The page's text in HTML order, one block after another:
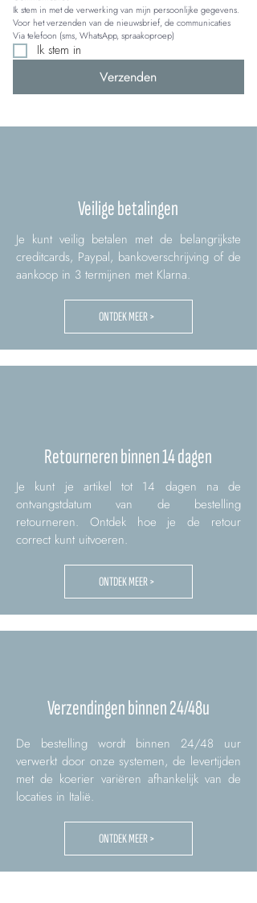
Ik stem in met de verwerking van mijn persoonlijke gegevens.
Voor het verzenden van de nieuwsbrief, de communicaties
Via telefoon (sms, WhatsApp, spraakoproep)
Ik stem in
Verzenden
Veilige betalingen
Je kunt veilig betalen met de belangrijkste
creditcards, Paypal, bankoverschrijving of de
aankoop in 3 termijnen met Klarna.
ONTDEK MEER >
Retourneren binnen 14 dagen
Je kunt je artikel tot 14 dagen na de
ontvangstdatum van de bestelling
retourneren. Ontdek hoe je de retour
correct kunt uitvoeren.
ONTDEK MEER >
Verzendingen binnen 24/48u
De bestelling wordt binnen 24/48 uur
verwerkt door onze systemen, de levertijden
met de koerier variëren afhankelijk van de
locaties in Italië.
ONTDEK MEER >